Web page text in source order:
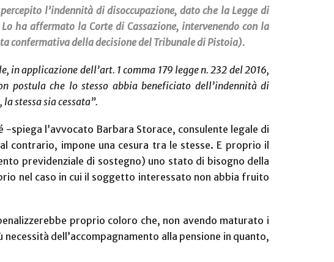
l’indennità di disoccupazione, dato che la Legge di
ha affermato la Corte di Cassazione, intervenendo con la
confermativa della decisione del Tribunale di Pistoia).
in applicazione dell’art. 1 comma 179 legge n. 232 del 2016,
che lo stesso abbia beneficiato dell’indennità di
stessa sia cessata”.
-spiega l’avvocato Barbara Storace, consulente legale di
contrario, impone una cesura tra le stesse. E proprio il
previdenziale di sostegno) uno stato di bisogno della
nel caso in cui il soggetto interessato non abbia fruito
proprio coloro che, non avendo maturato i
dell’accompagnamento alla pensione in quanto,